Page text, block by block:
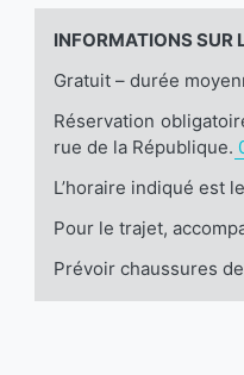
INFORMATIONS SUR
Gratuit – durée
Réservation
rue de la République.
L’horaire indiqué est
Pour le trajet,
Prévoir chaussures